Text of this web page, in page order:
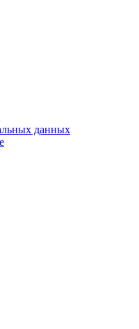
данных